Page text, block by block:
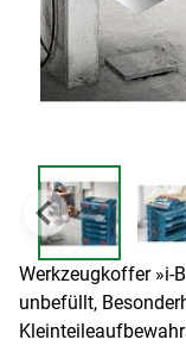
Werkzeugkoffer »i-
unbefüllt,